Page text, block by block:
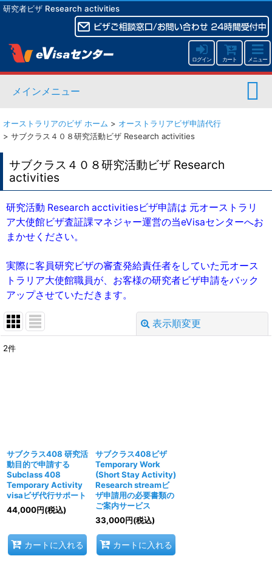
研究者ビザ Research activities
ログイン カート メニュー
メインメニュー
オーストラリアのビザ ホーム > オーストラリアビザ申請代行
> サブクラス４０８研究活動ビザ Research activities
サブクラス４０８研究活動ビザ Research
activities
研究活動 Research acctivitiesビザ申請は 元オーストラリ
ア大使館ビザ査証課マネジャー運営の当eVisaセンターへお
まかせください。
実際に客員研究ビザの審査発給責任者をしていた元オース
トラリア大使館職員が、お客様の研究者ビザ申請をバック
アップさせていただきます。
表示順変更
2件
サブクラス408 研究活
動目的で申請する
Subclass 408
Temporary Activity
visaビザ代行サポート
44,000円(税込)
カートに入れる
サブクラス408ビザ
Temporary Work
(Short Stay Activity)
Research streamビ
ザ申請用の必要書類の
ご案内サービス
33,000円(税込)
カートに入れる